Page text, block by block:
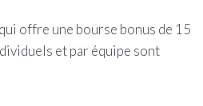
offre une bourse bonus de 15
et par équipe sont